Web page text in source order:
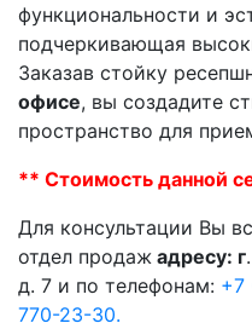
функциональности и
подчеркивающая
Заказав стойку
офисе, вы создадите
пространство для
** Стоимость данной
Для консультации Вы
отдел продаж адресу: г
д. 7 и по телефонам: +7
770-23-30.